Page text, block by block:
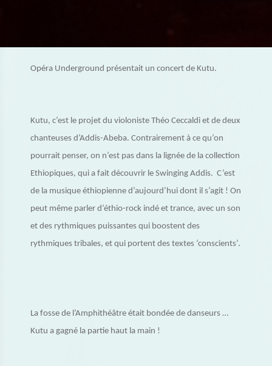
Opéra Underground présentait un concert de Kutu.
Kutu, c’est le projet du violoniste Théo Ceccaldi et de deux
chanteuses d’Addis-Abeba. Contrairement à ce qu’on
pourrait penser, on n’est pas dans la lignée de la collection
Ethiopiques, qui a fait découvrir le Swinging Addis. C’est
de la musique éthiopienne d’aujourd’hui dont il s’agit ! On
peut même parler d’éthio-rock indé et trance, avec un son
et des rythmiques puissantes qui boostent des
rythmiques tribales, et qui portent des textes ‘conscients’.
La fosse de l’Amphithéâtre était bondée de danseurs …
Kutu a gagné la partie haut la main !